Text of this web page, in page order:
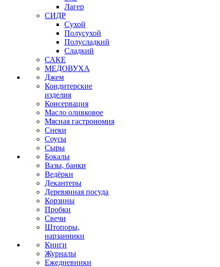
Лагер
СИДР
Сухой
Полусухой
Полусладкий
Сладкий
САКЕ
МЕДОВУХА
Джем
Кондитерские
изделия
Консервация
Масло оливковое
Мясная гастрономия
Снеки
Соусы
Сыры
Бокалы
Вазы, банки
Ведёрки
Декантеры
Деревянная посуда
Корзины
Пробки
Свечи
Штопоры,
нарзанники
Книги
Журналы
Ежедневники